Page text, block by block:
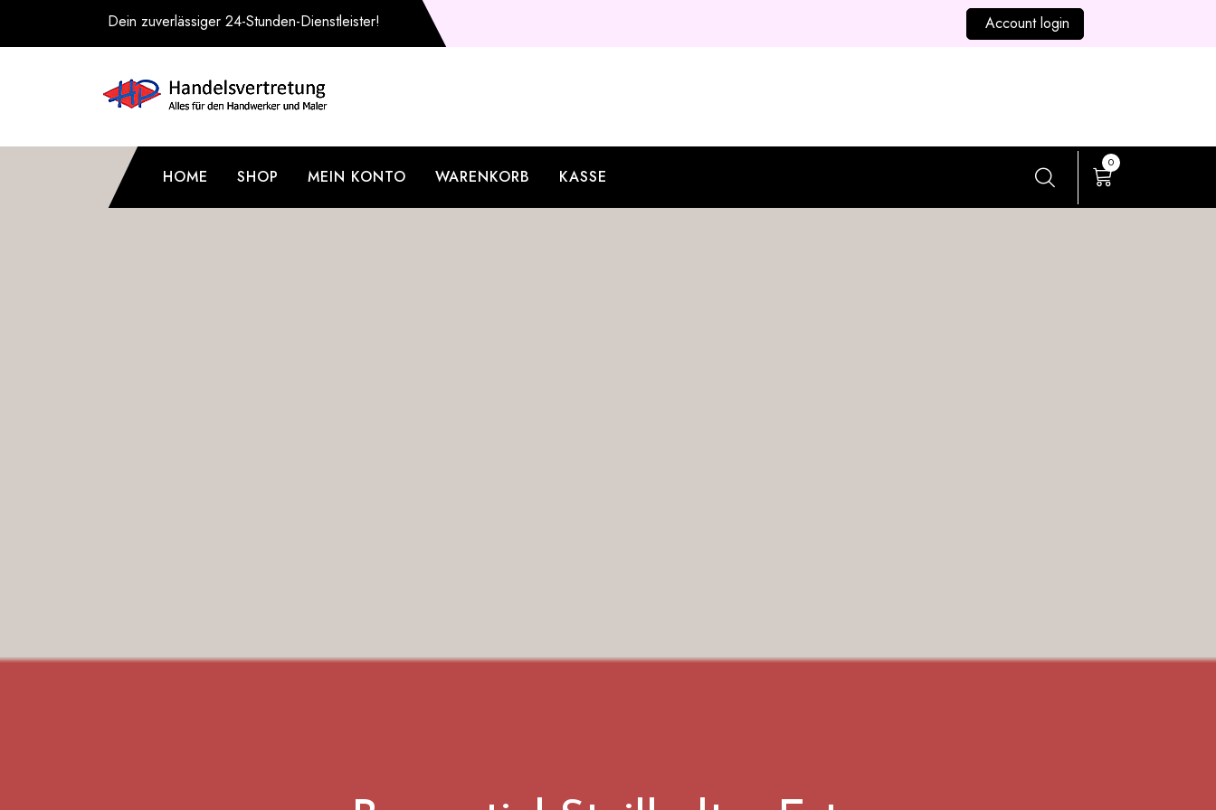
Dein zuverlässiger 24-Stunden-Dienstleister! Account login
HOME SHOP MEIN KONTO WARENKORB KASSE
0